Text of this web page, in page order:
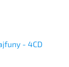
- 4CD